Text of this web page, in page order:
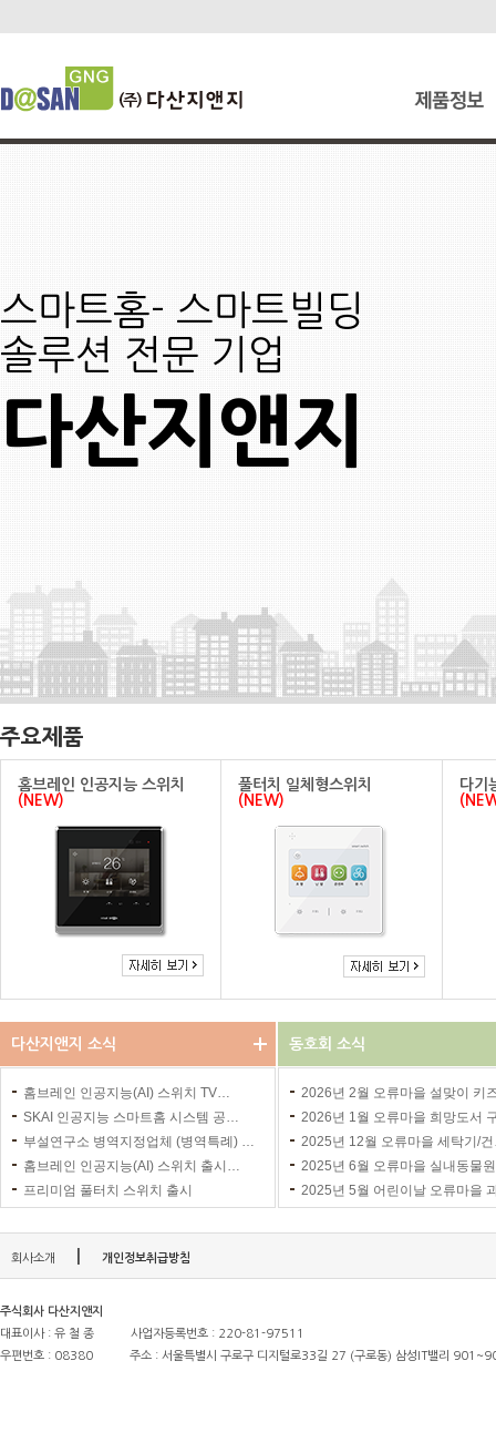
스마트홈- 스마트빌딩
솔루션 전문 기업
다산지앤지
주요제품
홈브레인 인공지능 스위치
(NEW)
풀터치 일체형스위치
(NEW)
다기
다산지앤지 소식
홈브레인 인공지능(AI) 스위치 TV…
SKAI 인공지능 스마트홈 시스템 공…
부설연구소 병역지정업체 (병역특례) …
홈브레인 인공지능(AI) 스위치 출시…
프리미엄 풀터치 스위치 출시
동호회 소식
2026년 2월 오류마을 설맞이 키
2026년 1월 오류마을 희망도서
2025년 12월 오류마을 세탁기/
2025년 6월 오류마을 실내동물
2025년 5월 어린이날 오류마을
회사소개 개인정보취급방침
주식회사 다산지앤지
대표이사 : 유 철 종
사업자등록번호 : 220-81-97511
우편번호 : 08380
주소 : 서울특별시 구로구 디지털로33길 27 (구로동) 삼성IT밸리